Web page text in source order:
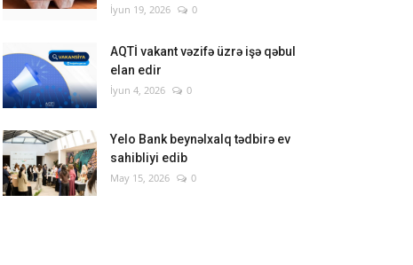
İyun 19, 2026 0
AQTİ vakant vəzifə üzrə işə qəbul
elan edir
İyun 4, 2026 0
Yelo Bank beynəlxalq tədbirə ev
sahibliyi edib
May 15, 2026 0